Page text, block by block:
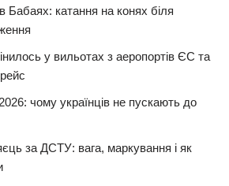
Бабаях: катання на конях біля
у вильотах з аеропортів ЄС та
чому українців не пускають до
яєць за ДСТУ: вага, маркування і як